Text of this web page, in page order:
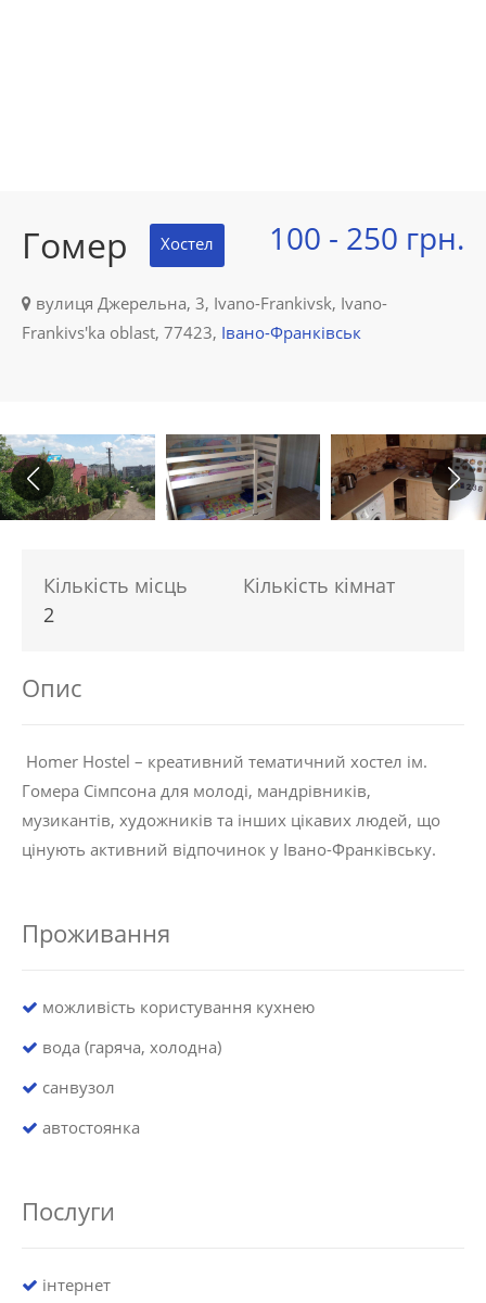
Гомер Хостел 100 - 250 грн.
вулиця Джерельна, 3, Ivano-Frankivsk, Ivano-
Frankivs'ka oblast, 77423, Івано-Франківськ
Кількість місць
2
Кількість кімнат
Опис
Homer Hostel – креативний тематичний хостел ім.
Гомера Сімпсона для молоді, мандрівників,
музикантів, художників та інших цікавих людей, що
цінують активний відпочинок у Івано-Франківську.
Проживання
можливість користування кухнею
вода (гаряча, холодна)
санвузол
автостоянка
Послуги
інтернет